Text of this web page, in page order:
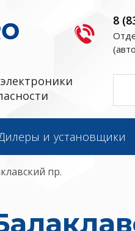
8
и установщики
пр.